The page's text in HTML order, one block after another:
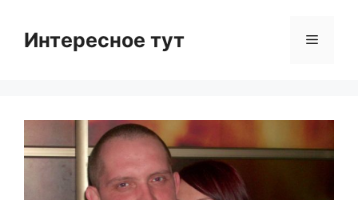
contentИнтересное тут Menu